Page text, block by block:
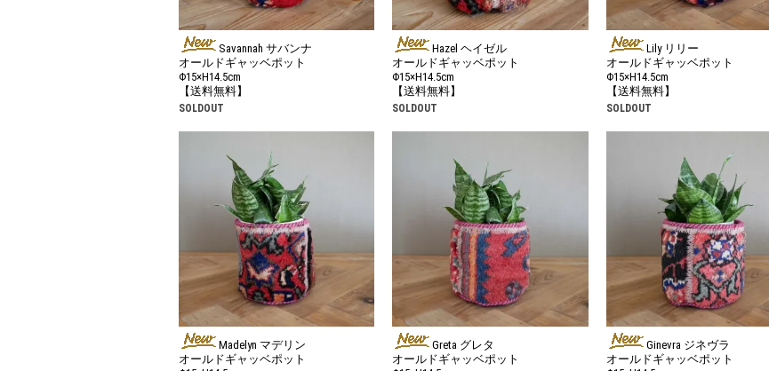
Savannah サバンナ
オールドギャッベポット
Φ15×H14.5cm
【送料無料】
SOLDOUT
Hazel ヘイゼル
オールドギャッベポット
Φ15×H14.5cm
【送料無料】
SOLDOUT
Lily リリー
オールドギャッベポット
Φ15×H14.5cm
【送料無料】
SOLDOUT
Madelyn マデリン
オールドギャッベポット
Greta グレタ
オールドギャッベポット
Ginevra ジネヴラ
オールドギャッベポット